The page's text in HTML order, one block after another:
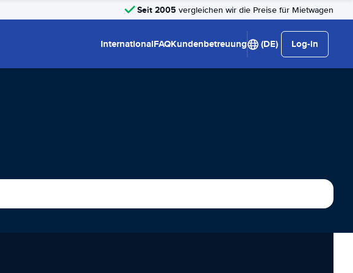
Seit 2005 vergleichen wir die Preise für Mietwagen
InternationalFAQKundenbetreuung (DE) Log-in